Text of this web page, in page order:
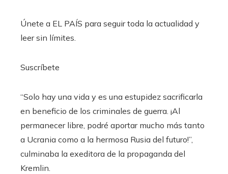
Únete a EL PAÍS para seguir toda la actualidad y
leer sin límites.
Suscríbete
“Solo hay una vida y es una estupidez sacrificarla
en beneficio de los criminales de guerra. ¡Al
permanecer libre, podré aportar mucho más tanto
a Ucrania como a la hermosa Rusia del futuro!”,
culminaba la exeditora de la propaganda del
Kremlin.